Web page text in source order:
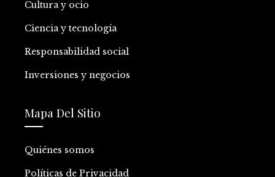
Cultura y ocio
Ciencia y tecnología
Responsabilidad social
Inversiones y negocios
Mapa Del Sitio
Quiénes somos
Políticas de Privacidad